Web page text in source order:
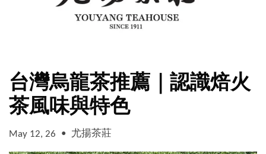
台灣烏龍茶推薦｜認識焙火
茶風味與特色
May 12, 26 • 尤揚茶莊